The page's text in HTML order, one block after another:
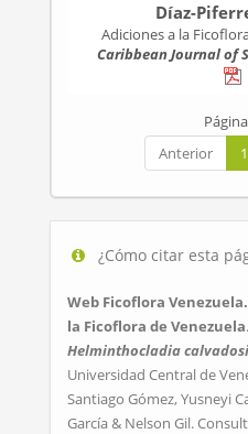
Díaz-
Adiciones a la
Caribbean Journal of
Anterior
1
¿Cómo citar esta
Web Ficoflora Venezuela.
la Ficoflora de Venezuela.
Helminthocladia
Universidad Central de
Santiago Gómez, Yusneyi
García & Nelson Gil.